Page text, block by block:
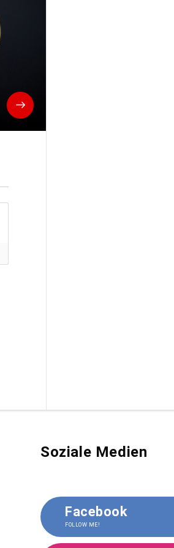
Soziale Medien
Facebook
FOLLOW ME!